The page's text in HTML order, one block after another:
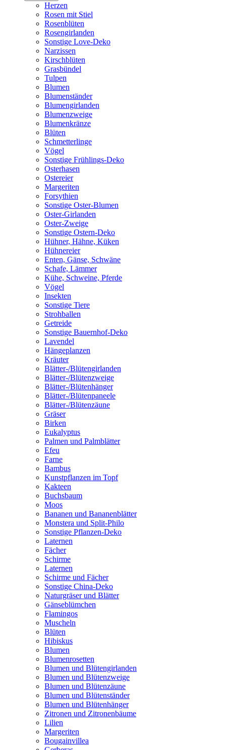
Herzen
Rosen mit Stiel
Rosenblüten
Rosengirlanden
Sonstige Love-Deko
Narzissen
Kirschblüten
Grasbündel
Tulpen
Blumen
Blumenständer
Blumengirlanden
Blumenzweige
Blumenkränze
Blüten
Schmetterlinge
Vögel
Sonstige Frühlings-Deko
Osterhasen
Ostereier
Margeriten
Forsythien
Sonstige Oster-Blumen
Oster-Girlanden
Oster-Zweige
Sonstige Ostern-Deko
Hühner, Hähne, Küken
Hühnereier
Enten, Gänse, Schwäne
Schafe, Lämmer
Kühe, Schweine, Pferde
Vögel
Insekten
Sonstige Tiere
Strohballen
Getreide
Sonstige Bauernhof-Deko
Lavendel
Hängeplanzen
Kräuter
Blätter-/Blütengirlanden
Blätter-/Blütenzweige
Blätter-/Blütenhänger
Blätter-/Blütenpaneele
Blätter-/Blütenzäune
Gräser
Birken
Eukalyptus
Palmen und Palmblätter
Efeu
Farne
Bambus
Kunstpflanzen im Topf
Kakteen
Buchsbaum
Moos
Bananen und Bananenblätter
Monstera und Split-Philo
Sonstige Pflanzen-Deko
Laternen
Fächer
Schirme
Laternen
Schirme und Fächer
Sonstige China-Deko
Naturgräser und Blätter
Gänseblümchen
Flamingos
Muscheln
Blüten
Hibiskus
Blumen
Blumenrosetten
Blumen und Blütengirlanden
Blumen und Blütenzweige
Blumen und Blütenzäune
Blumen und Blütenständer
Blumen und Blütenhänger
Zitronen und Zitronenbäume
Lilien
Margeriten
Bougainvillea